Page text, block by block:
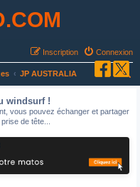
Connexion
Inscription
JP AUSTRALIA
windsurf !
vous pouvez échanger et partager
de tête...